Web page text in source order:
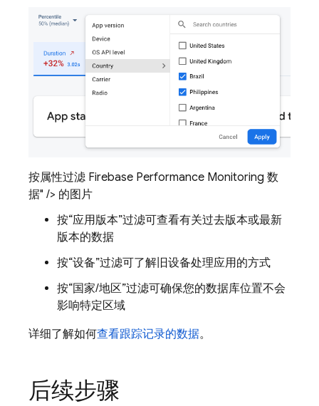
按属性过滤 Firebase Performance Monitoring 数
据" /> 的图片
按“应用版本”过滤可查看有关过去版本或最新
版本的数据
按“设备”过滤可了解旧设备处理应用的方式
按“国家/地区”过滤可确保您的数据库位置不会
影响特定区域
详细了解如何查看跟踪记录的数据。
后续步骤